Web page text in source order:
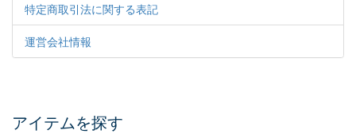
特定商取引法に関する表記
運営会社情報
アイテムを探す